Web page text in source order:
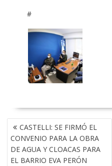
#
NAVEGACIÓN
DE
ENTRADAS
CASTELLI: SE FIRMÓ EL
CONVENIO PARA LA OBRA
DE AGUA Y CLOACAS PARA
EL BARRIO EVA PERÓN